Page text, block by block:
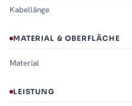
Kabellänge
MATERIAL & OBERFLÄCHE
Material
LEISTUNG